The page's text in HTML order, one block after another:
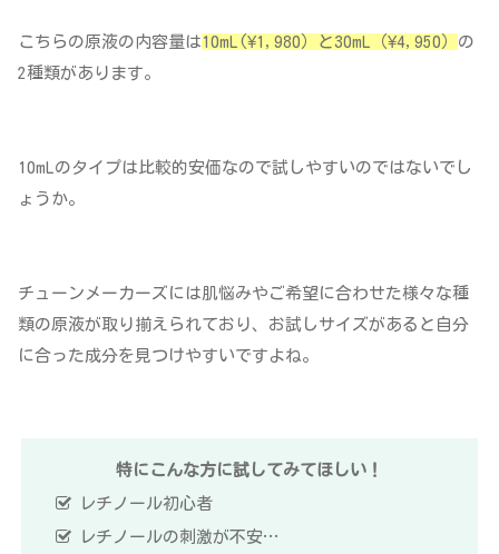
こちらの原液の内容量は 10mL(¥1,980）と30mL（¥4,950） の
2種類があります。
10mLのタイプは比較的安価なので試しやすいのではないでし
ょうか。
チューンメーカーズには肌悩みやご希望に合わせた様々な種
類の原液が取り揃えられており、お試しサイズがあると自分
に合った成分を見つけやすいですよね。
特にこんな方に試してみてほしい！
レチノール初心者
レチノールの刺激が不安…